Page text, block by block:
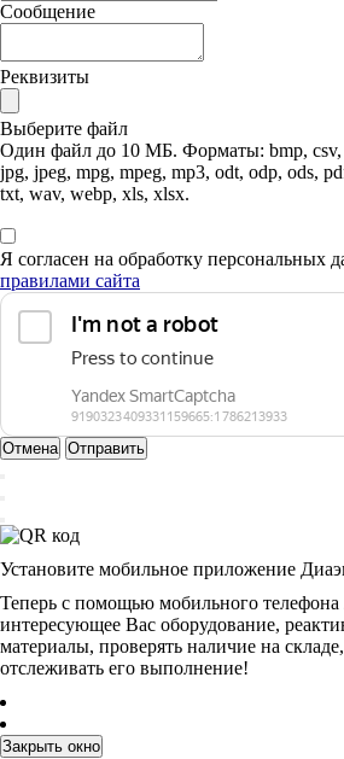
Сообщение
Реквизиты
Выберите файл
Один файл до 10 МБ. Форматы: bmp, csv,
jpg, jpeg, mpg, mpeg, mp3, odt, odp, ods,
txt, wav, webp, xls, xlsx.
Я согласен на обработку персональных
правилами сайта
Отмена Отправить
Установите мобильное приложение
Теперь с помощью мобильного телефона
интересующее Вас оборудование,
материалы, проверять наличие на складе,
отслеживать его выполнение!
Закрыть окно